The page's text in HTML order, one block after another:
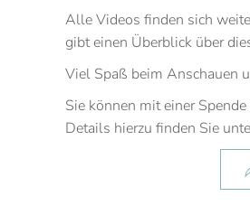
Alle Videos finden sich
gibt einen Überblick über
Viel Spaß beim Anschauen
Sie können mit einer
Details hierzu finden Sie